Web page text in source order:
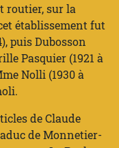
routier, sur la
établissement fut
puis Dubosson
Pasquier (1921 à
Nolli (1930 à
de Claude
de Monnetier-